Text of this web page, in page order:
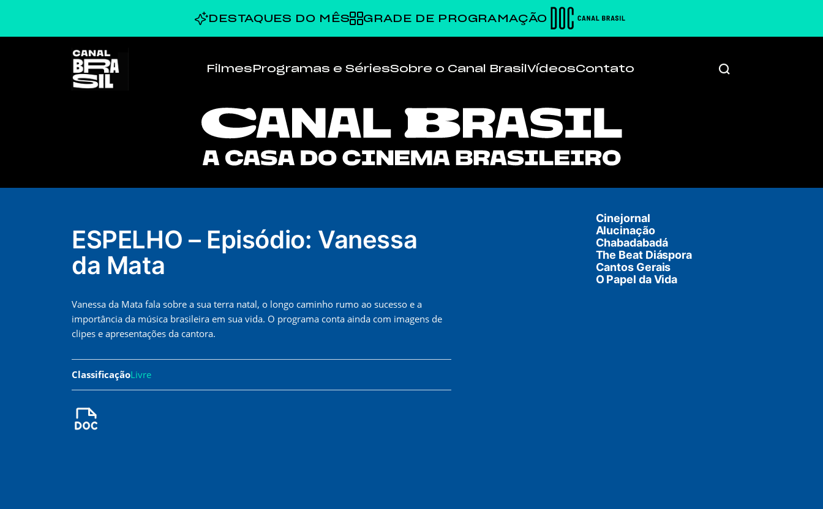
DESTAQUES DO MÊS GRADE DE PROGRAMAÇÃO
FilmesProgramas e SériesSobre o Canal BrasilVídeosContato
ESPELHO – Episódio: Vanessa
da Mata
Vanessa da Mata fala sobre a sua terra natal, o longo caminho rumo ao sucesso e a
importância da música brasileira em sua vida. O programa conta ainda com imagens de
clipes e apresentações da cantora.
ClassificaçãoLivre
Cinejornal
Alucinação
Chabadabadá
The Beat Diáspora
Cantos Gerais
O Papel da Vida